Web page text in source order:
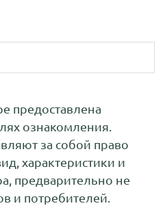
предоставлена
ознакомления.
за собой право
характеристики и
предварительно не
и потребителей.